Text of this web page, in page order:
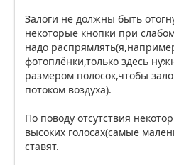
Залоги не должны быть
некоторые кнопки при
надо
фотоплёнки,только здесь
размером полосок,чтобы
потоком воздуха).
По поводу отсутствия
высоких голосах(самые
ставят.